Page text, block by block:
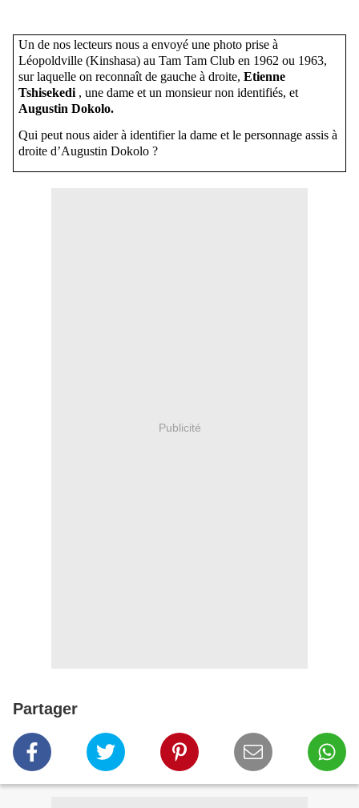
Un de nos lecteurs nous a envoyé une photo prise à
Léopoldville (Kinshasa) au Tam Tam Club en 1962 ou 1963,
sur laquelle on reconnaît de gauche à droite, Etienne
Tshisekedi, une dame et un monsieur non identifiés, et
Augustin Dokolo.
Qui peut nous aider à identifier la dame et le personnage assis à
droite d’Augustin Dokolo ?
Publicité
Partager